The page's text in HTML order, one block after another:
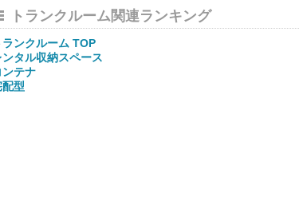
トランクルーム関連ランキング
ランクルーム TOP
ンタル収納スペース
ンテナ
配型